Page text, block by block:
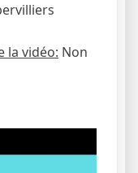
la vidéo: Non